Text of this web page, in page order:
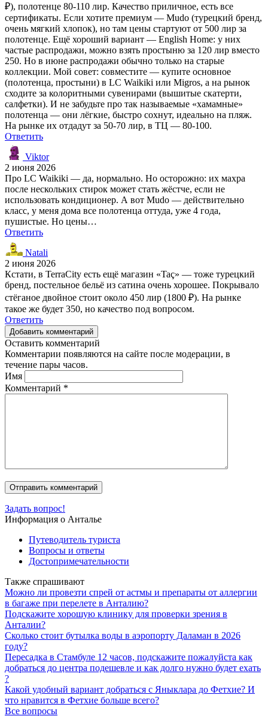
₽), полотенце 80-110 лир. Качество приличное, есть все
сертификаты. Если хотите премиум — Mudo (турецкий бренд,
очень мягкий хлопок), но там цены стартуют от 500 лир за
полотенце. Ещё хороший вариант — English Home: у них
частые распродажи, можно взять простыню за 120 лир вместо
250. Но в июне распродажи обычно только на старые
коллекции. Мой совет: совместите — купите основное
(полотенца, простыни) в LC Waikiki или Migros, а на рынок
сходите за колоритными сувенирами (вышитые скатерти,
салфетки). И не забудьте про так называемые «хамамные»
полотенца — они лёгкие, быстро сохнут, идеально на пляж.
На рынке их отдадут за 50-70 лир, в ТЦ — 80-100.
Ответить
Viktor
2 июня 2026
Про LC Waikiki — да, нормально. Но осторожно: их махра
после нескольких стирок может стать жёстче, если не
использовать кондиционер. А вот Mudo — действительно
класс, у меня дома все полотенца оттуда, уже 4 года,
пушистые. Но цены…
Ответить
Natali
2 июня 2026
Кстати, в TerraCity есть ещё магазин «Taç» — тоже турецкий
бренд, постельное бельё из сатина очень хорошее. Покрывало
стёганое двойное стоит около 450 лир (1800 ₽). На рынке
такое же будет 350, но качество под вопросом.
Ответить
Добавить комментарий
Оставить комментарий
Комментарии появляются на сайте после модерации, в
течение пары часов.
Имя
Комментарий *
Задать вопрос!
Информация о Анталье
Путеводитель туриста
Вопросы и ответы
Достопримечательности
Также спрашивают
Можно ли провезти спрей от астмы и препараты от аллергии
в багаже при перелете в Анталию?
Подскажите хорошую клинику для проверки зрения в
Анталии?
Сколько стоит бутылка воды в аэропорту Даламан в 2026
году?
Пересадка в Стамбуле 12 часов, подскажите пожалуйста как
добраться до центра подешевле и как долго нужно будет ехать
?
Какой удобный вариант добраться с Яныклара до Фетхие? И
что нравится в Фетхие больше всего?
Все вопросы